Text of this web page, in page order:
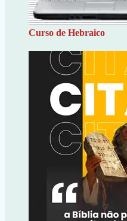
Curso de Hebraico